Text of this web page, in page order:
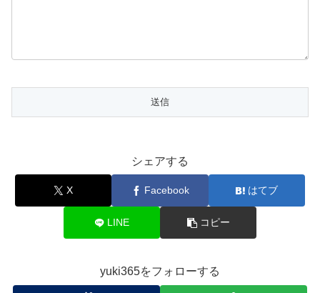
シェアする
X Facebook はてブ
LINE コピー
yuki365をフォローする